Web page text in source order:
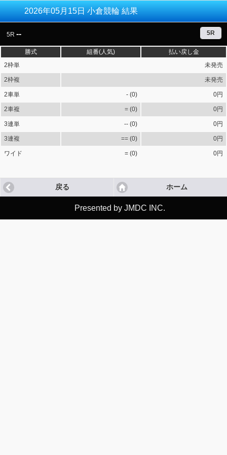
s
2026年05月15日 小倉競輪 結果
5R -- 5R
勝式 組番(人気)
払い戻し金
2枠単
未発売
2枠複 未発売
2車単 - (0) 0円
2車複 = (0) 0円
3連単 -- (0) 0円
3連複 == (0) 0円
ワイド = (0) 0円
戻る ホーム
Presented by JMDC INC.